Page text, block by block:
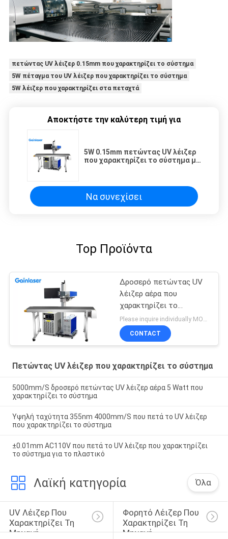
πετώντας UV λέιζερ 0.15mm που χαρακτηρίζει το σύστημα
5W πέταγμα του UV λέιζερ που χαρακτηρίζει το σύστημα
5W λέιζερ που χαρακτηρίζει στα πεταχτά
Αποκτήστε την καλύτερη τιμή για
5W 0.15mm πετώντας UV λέιζερ
που χαρακτηρίζει το σύστημα με
Να συνεχίσει
Top Προϊόντα
Δροσερό πετώντας UV
λέιζερ αέρα που
χαρακτηρίζει το
σύστημα
Please inquire individually MOQ:1
CONTACT
Πετώντας UV λέιζερ που χαρακτηρίζει το σύστημα
5000mm/S δροσερό πετώντας UV λέιζερ αέρα 5 Watt που
χαρακτηρίζει το σύστημα
Υψηλή ταχύτητα 355nm 4000mm/S που πετά το UV λέιζερ
που χαρακτηρίζει το σύστημα
±0.01mm AC110V που πετά το UV λέιζερ που χαρακτηρίζει
το σύστημα για το πλαστικό
Λαϊκή κατηγορία Όλα
UV Λέιζερ Που
Χαρακτηρίζει Τη
Μηχανή
Φορητό Λέιζερ Που
Χαρακτηρίζει Τη
Μηχανή